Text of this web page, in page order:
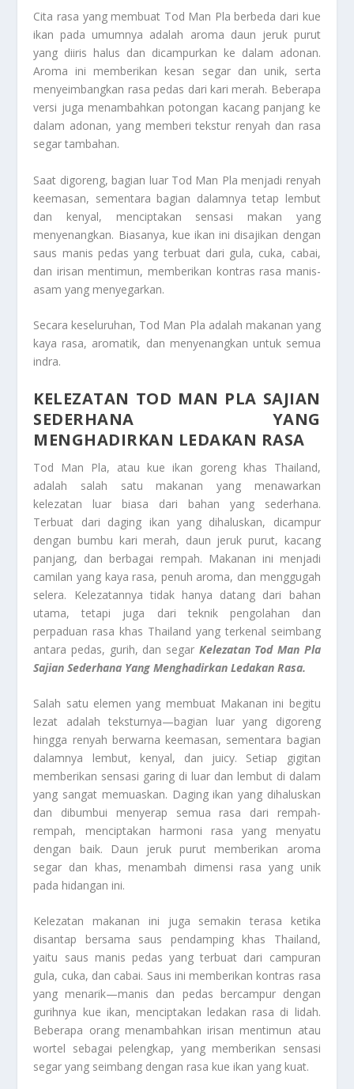
Cita rasa yang membuat Tod Man Pla berbeda dari kue
ikan pada umumnya adalah aroma daun jeruk purut
yang diiris halus dan dicampurkan ke dalam adonan.
Aroma ini memberikan kesan segar dan unik, serta
menyeimbangkan rasa pedas dari kari merah. Beberapa
versi juga menambahkan potongan kacang panjang ke
dalam adonan, yang memberi tekstur renyah dan rasa
segar tambahan.
Saat digoreng, bagian luar Tod Man Pla menjadi renyah
keemasan, sementara bagian dalamnya tetap lembut
dan kenyal, menciptakan sensasi makan yang
menyenangkan. Biasanya, kue ikan ini disajikan dengan
saus manis pedas yang terbuat dari gula, cuka, cabai,
dan irisan mentimun, memberikan kontras rasa manis-
asam yang menyegarkan.
Secara keseluruhan, Tod Man Pla adalah makanan yang
kaya rasa, aromatik, dan menyenangkan untuk semua
indra.
KELEZATAN TOD MAN PLA SAJIAN
SEDERHANA YANG
MENGHADIRKAN LEDAKAN RASA
Tod Man Pla, atau kue ikan goreng khas Thailand,
adalah salah satu makanan yang menawarkan
kelezatan luar biasa dari bahan yang sederhana.
Terbuat dari daging ikan yang dihaluskan, dicampur
dengan bumbu kari merah, daun jeruk purut, kacang
panjang, dan berbagai rempah. Makanan ini menjadi
camilan yang kaya rasa, penuh aroma, dan menggugah
selera. Kelezatannya tidak hanya datang dari bahan
utama, tetapi juga dari teknik pengolahan dan
perpaduan rasa khas Thailand yang terkenal seimbang
antara pedas, gurih, dan segar Kelezatan Tod Man Pla
Sajian Sederhana Yang Menghadirkan Ledakan Rasa.
Salah satu elemen yang membuat Makanan ini begitu
lezat adalah teksturnya—bagian luar yang digoreng
hingga renyah berwarna keemasan, sementara bagian
dalamnya lembut, kenyal, dan juicy. Setiap gigitan
memberikan sensasi garing di luar dan lembut di dalam
yang sangat memuaskan. Daging ikan yang dihaluskan
dan dibumbui menyerap semua rasa dari rempah-
rempah, menciptakan harmoni rasa yang menyatu
dengan baik. Daun jeruk purut memberikan aroma
segar dan khas, menambah dimensi rasa yang unik
pada hidangan ini.
Kelezatan makanan ini juga semakin terasa ketika
disantap bersama saus pendamping khas Thailand,
yaitu saus manis pedas yang terbuat dari campuran
gula, cuka, dan cabai. Saus ini memberikan kontras rasa
yang menarik—manis dan pedas bercampur dengan
gurihnya kue ikan, menciptakan ledakan rasa di lidah.
Beberapa orang menambahkan irisan mentimun atau
wortel sebagai pelengkap, yang memberikan sensasi
segar yang seimbang dengan rasa kue ikan yang kuat.